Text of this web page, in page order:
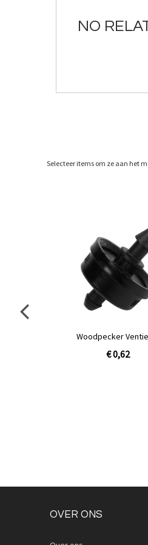
gallerijNO
Selecteer items om ze aan het
Woodpecker
€ 0,62
OVER ONS